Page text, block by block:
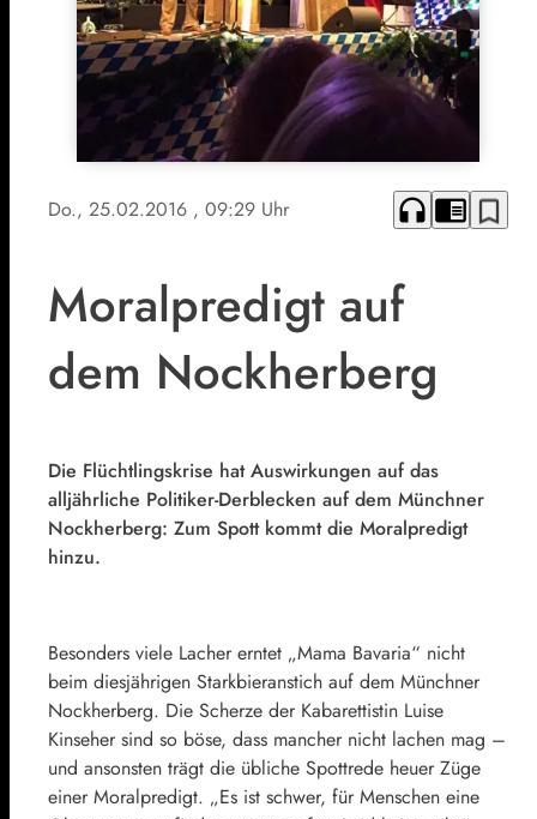
Do., 25.02.2016 , 09:29 Uhr headphones chrome_reader_mode bookmark_border
Moralpredigt auf
dem Nockherberg
Die Flüchtlingskrise hat Auswirkungen auf das
alljährliche Politiker-Derblecken auf dem Münchner
Nockherberg: Zum Spott kommt die Moralpredigt
hinzu.
Besonders viele Lacher erntet „Mama Bavaria“ nicht
beim diesjährigen Starkbieranstich auf dem Münchner
Nockherberg. Die Scherze der Kabarettistin Luise
Kinseher sind so böse, dass mancher nicht lachen mag –
und ansonsten trägt die übliche Spottrede heuer Züge
einer Moralpredigt. „Es ist schwer, für Menschen eine